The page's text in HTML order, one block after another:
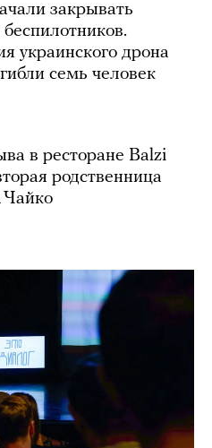
закрывать
украинского дрона
семь человек
в ресторане Balzi
родственница
Чайко